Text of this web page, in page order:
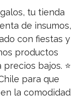
tu tienda
de insumos,
con fiestas y
productos
bajos. ⭐
para que
la comodidad